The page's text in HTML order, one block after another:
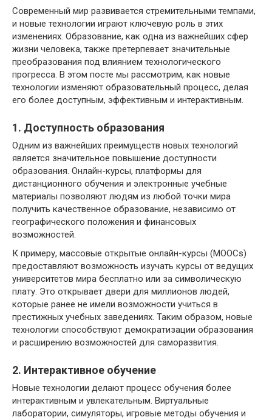
Современный мир развивается стремительными темпами,
и новые технологии играют ключевую роль в этих
изменениях. Образование, как одна из важнейших сфер
жизни человека, также претерпевает значительные
преобразования под влиянием технологического
прогресса. В этом посте мы рассмотрим, как новые
технологии изменяют образовательный процесс, делая
его более доступным, эффективным и интерактивным.
1. Доступность образования
Одним из важнейших преимуществ новых технологий
является значительное повышение доступности
образования. Онлайн-курсы, платформы для
дистанционного обучения и электронные учебные
материалы позволяют людям из любой точки мира
получить качественное образование, независимо от
географического положения и финансовых
возможностей.
К примеру, массовые открытые онлайн-курсы (MOOCs)
предоставляют возможность изучать курсы от ведущих
университетов мира бесплатно или за символическую
плату. Это открывает двери для миллионов людей,
которые ранее не имели возможности учиться в
престижных учебных заведениях. Таким образом, новые
технологии способствуют демократизации образования
и расширению возможностей для саморазвития.
2. Интерактивное обучение
Новые технологии делают процесс обучения более
интерактивным и увлекательным. Виртуальные
лаборатории, симуляторы, игровые методы обучения и